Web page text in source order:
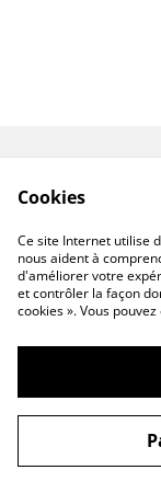
Livraisons
©2026Bandit
Cookies
Ce site Internet utilise
nous aident à
d'améliorer votre
et contrôler la façon
cookies ». Vous